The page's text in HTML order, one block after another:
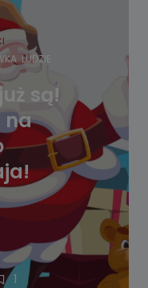
LUDZIE
są!
na
1